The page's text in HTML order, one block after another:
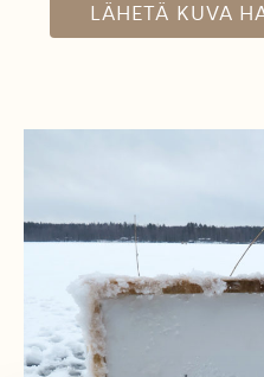
LÄHETÄ KUVA